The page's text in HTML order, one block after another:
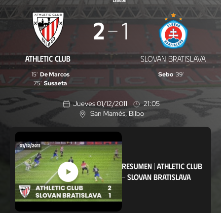
Athletic
-
Slovan
Bratislava
ATHLETIC CLUB
2 1
SLOVAN BRATISLAVA
15' De Marcos
75' Susaeta
Sebo 39'
Jueves 01/12/2011
21:05
U
b
i
c
a
c
i
ó
n
San Mamés, Bilbo
RESUMEN| ATHLETIC CLUB
- SLOVAN BRATISLAVA